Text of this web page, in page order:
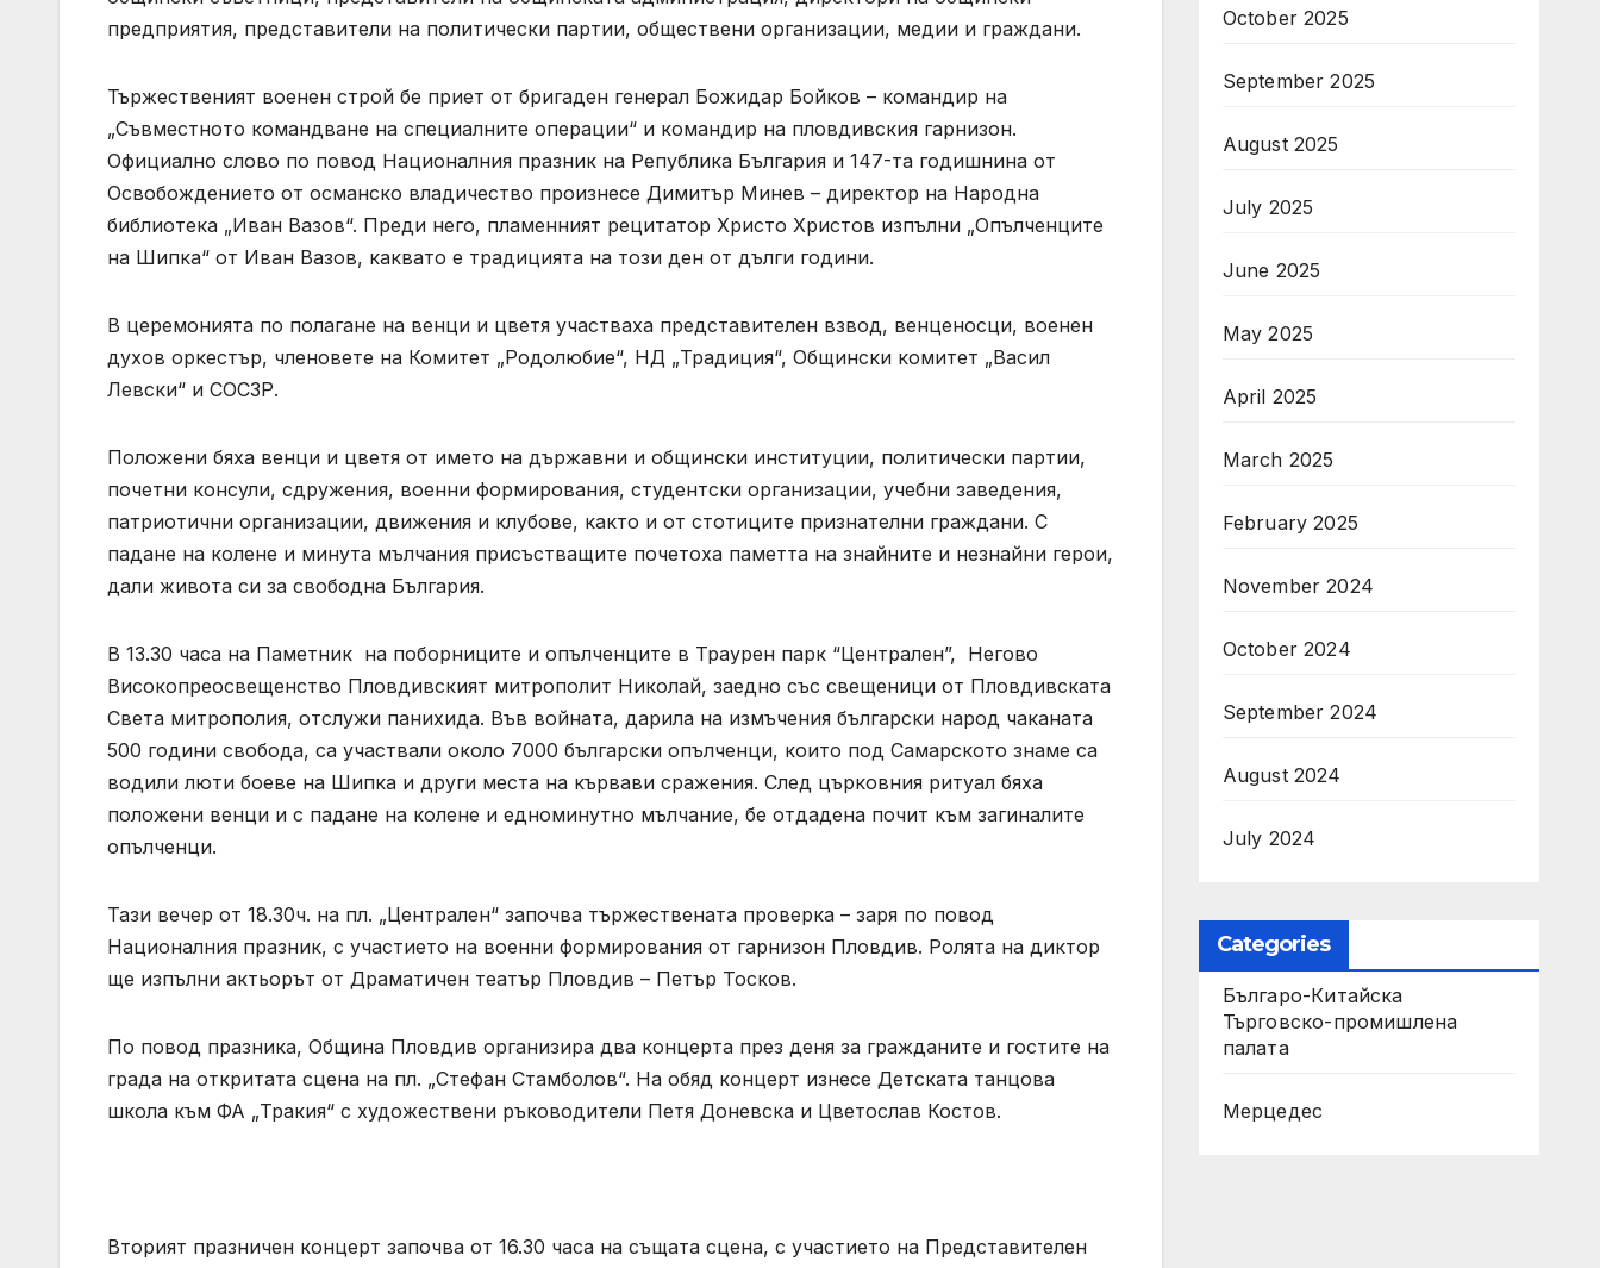
предприятия, представители на политически партии, обществени организации, медии и граждани.
Тържественият военен строй бе приет от бригаден генерал Божидар Бойков – командир на
„Съвместното командване на специалните операции“ и командир на пловдивския гарнизон.
Официално слово по повод Националния празник на Република България и 147-та годишнина от
Освобождението от османско владичество произнесе Димитър Минев – директор на Народна
библиотека „Иван Вазов“. Преди него, пламенният рецитатор Христо Христов изпълни „Опълченците
на Шипка“ от Иван Вазов, каквато е традицията на този ден от дълги години.
В церемонията по полагане на венци и цветя участваха представителен взвод, венценосци, военен
духов оркестър, членовете на Комитет „Родолюбие“, НД „Традиция“, Общински комитет „Васил
Левски“ и СОСЗР.
Положени бяха венци и цветя от името на държавни и общински институции, политически партии,
почетни консули, сдружения, военни формирования, студентски организации, учебни заведения,
патриотични организации, движения и клубове, както и от стотиците признателни граждани. С
падане на колене и минута мълчания присъстващите почетоха паметта на знайните и незнайни герои,
дали живота си за свободна България.
В 13.30 часа на Паметник на поборниците и опълченците в Траурен парк “Централен”, Негово
Високопреосвещенство Пловдивският митрополит Николай, заедно със свещеници от Пловдивската
Света митрополия, отслужи панихида. Във войната, дарила на измъчения български народ чаканата
500 години свобода, са участвали около 7000 български опълченци, които под Самарското знаме са
водили люти боеве на Шипка и други места на кървави сражения. След църковния ритуал бяха
положени венци и с падане на колене и едноминутно мълчание, бе отдадена почит към загиналите
опълченци.
Тази вечер от 18.30ч. на пл. „Централен“ започва тържествената проверка – заря по повод
Националния празник, с участието на военни формирования от гарнизон Пловдив. Ролята на диктор
ще изпълни актьорът от Драматичен театър Пловдив – Петър Тосков.
По повод празника, Община Пловдив организира два концерта през деня за гражданите и гостите на
града на откритата сцена на пл. „Стефан Стамболов“. На обяд концерт изнесе Детската танцова
школа към ФА „Тракия“ с художествени ръководители Петя Доневска и Цветослав Костов.
Вторият празничен концерт започва от 16.30 часа на същата сцена, с участието на Представителен
October 2025
September 2025
August 2025
July 2025
June 2025
May 2025
April 2025
March 2025
February 2025
November 2024
October 2024
September 2024
August 2024
July 2024
Categories
Българо-Китайска
Търговско-промишлена
палaта
Мерцедес